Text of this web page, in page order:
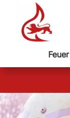
Feuer